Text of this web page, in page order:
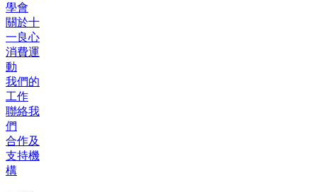
學會
關於十
一良心
消費運
動
我們的
工作
聯絡我
們
合作及
支持機
構